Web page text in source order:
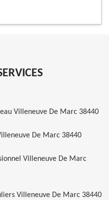
Villeneuve De Marc 38440
De Marc 38440
Villeneuve De Marc
Villeneuve De Marc 38440